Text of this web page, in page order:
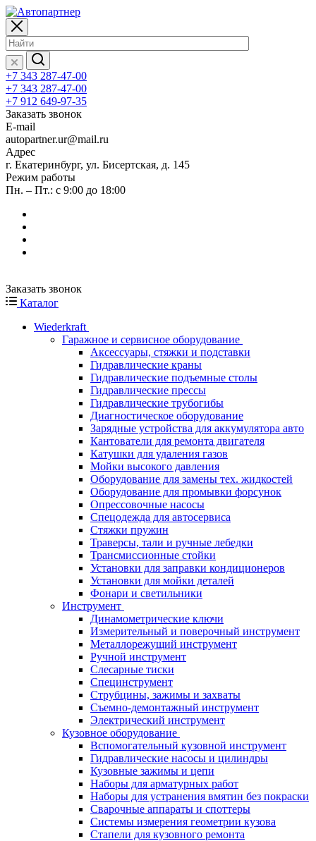
+7 343 287-47-00
+7 343 287-47-00
+7 912 649-97-35
Заказать звонок
E-mail
autopartner.ur@mail.ru
Адрес
г. Екатеринбург, ул. Бисертская, д. 145
Режим работы
Пн. – Пт.: с 9:00 до 18:00
Заказать звонок
Каталог
Wiederkraft
Гаражное и сервисное оборудование
Аксессуары, стяжки и подставки
Гидравлические краны
Гидравлические подъемные столы
Гидравлические прессы
Гидравлические трубогибы
Диагностическое оборудование
Зарядные устройства для аккумулятора авто
Кантователи для ремонта двигателя
Катушки для удаления газов
Мойки высокого давления
Оборудование для замены тех. жидкостей
Оборудование для промывки форсунок
Опрессовочные насосы
Спецодежда для автосервиса
Стяжки пружин
Траверсы, тали и ручные лебедки
Трансмиссионные стойки
Установки для заправки кондиционеров
Установки для мойки деталей
Фонари и светильники
Инструмент
Динамометрические ключи
Измерительный и поверочный инструмент
Металлорежущий инструмент
Ручной инструмент
Слесарные тиски
Специнструмент
Струбцины, зажимы и захваты
Съемно-демонтажный инструмент
Электрический инструмент
Кузовное оборудование
Вспомогательный кузовной инструмент
Гидравлические насосы и цилиндры
Кузовные зажимы и цепи
Наборы для арматурных работ
Наборы для устранения вмятин без покраски
Сварочные аппараты и споттеры
Системы измерения геометрии кузова
Стапели для кузовного ремонта